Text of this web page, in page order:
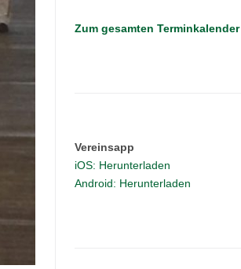
Zum gesamten Terminkalender
Vereinsapp
iOS: Herunterladen
Android: Herunterladen